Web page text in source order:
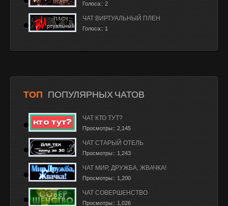
Голоса:: 2
ЧАТ ВИРТУАЛЬНЫЙ ПЛЕН
Голоса:: 1
ТОП ПОПУЛЯРНЫХ ЧАТОВ
ЧАТ КТО ТУТ?
Просмотры:: 2,145
ЧАТ СТАРЫЙ ОТЕЛЬ
Просмотры:: 1,243
ЧАТ МИР, ДРУЖБА, ЖВАЧКА!
Просмотры:: 1,200
ЧАТ СОВЕРШЕНСТВО
Просмотры:: 1,026